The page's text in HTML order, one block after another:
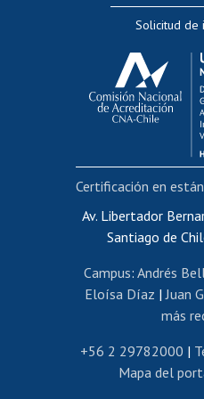
Calificación
Cursos
Bienestar
Portal de
Certificado de
Editar
Revalidación y
Postulación al
Solicitud de
Av. Libertador
Santiago de
Campus: Andrés
Eloísa Díaz | Juan
más
+56 2 29782000 |
Mapa del
Certificación en